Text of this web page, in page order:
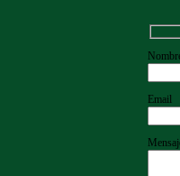
Email